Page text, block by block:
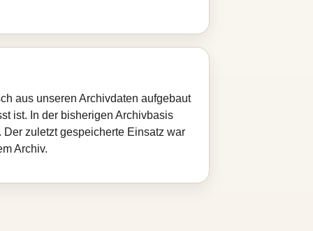
aus unseren Archivdaten aufgebaut
ist. In der bisherigen Archivbasis
zuletzt gespeicherte Einsatz war
Archiv.